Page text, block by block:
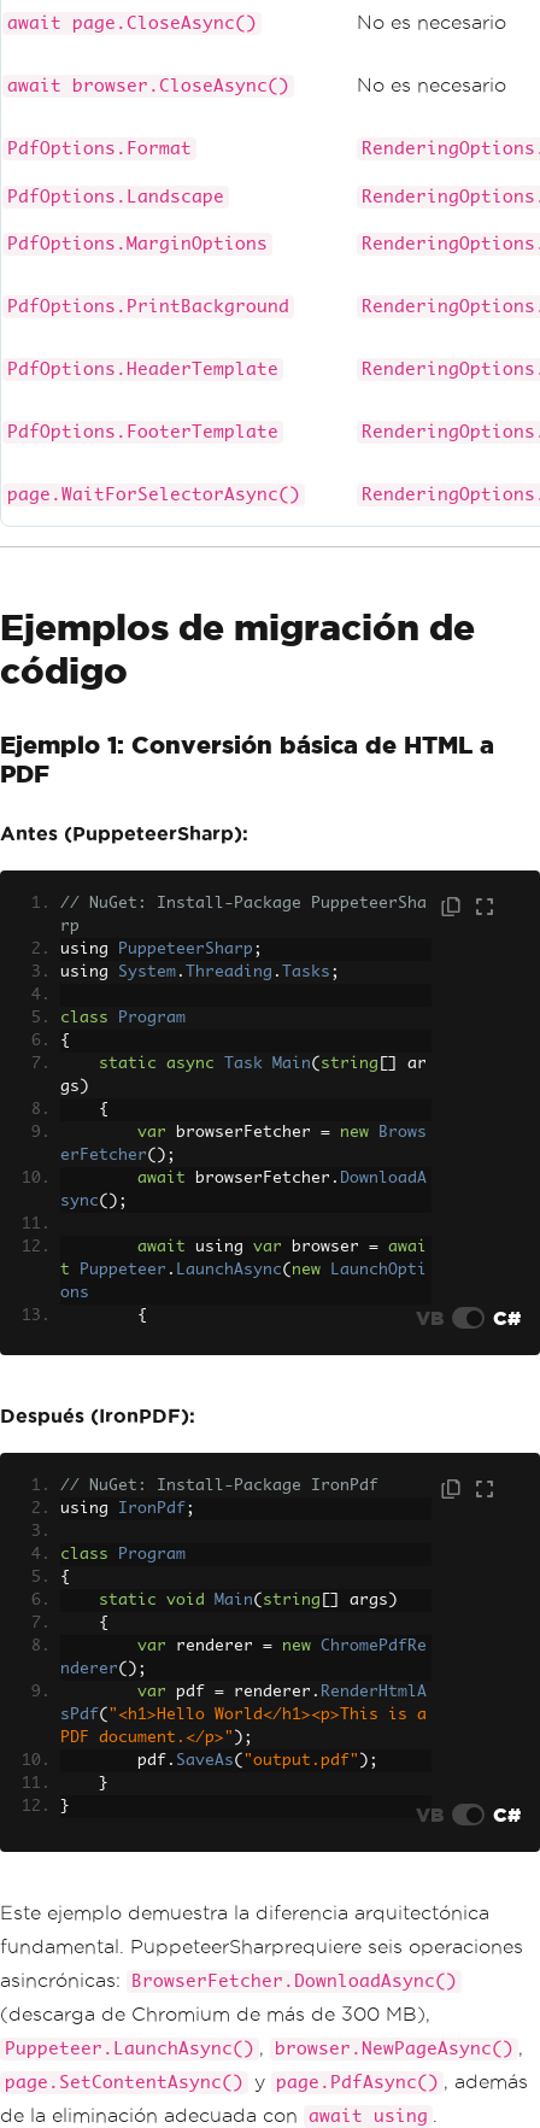
await page.CloseAsync() No es necesario
await browser.CloseAsync() No es necesario
PdfOptions.Format
PdfOptions.Landscape
PdfOptions.MarginOptions
PdfOptions.PrintBackground
PdfOptions.HeaderTemplate
PdfOptions.FooterTemplate
page.WaitForSelectorAsync()
Ejemplos de migración de
código
Ejemplo 1: Conversión básica de HTML a
PDF
Antes (PuppeteerSharp):
// NuGet: Install-Package PuppeteerSha
rp
using
PuppeteerSharp ;
using System . Threading . Tasks ;
class
Program
{
static
async Task Main( string
ar
gs )
{
var browserFetcher = new
Brows
erFetcher();
await browserFetcher . DownloadA
sync();
await using var browser =
awai
t
Puppeteer . LaunchAsync( new
LaunchOpti
ons
{
await using
rowser
NewPageAsync
await page.SetContentAsync("<h
1>Hello World</h1><p>This is a PDF doc
ument.</p>" );
page
f"
VB C#
Después (IronPDF):
// NuGet: Install-Package IronPdf
using IronPdf ;
class
Program
{
static
void Main( string args )
{
var renderer = new
ChromePdfRe
nderer();
var pdf = renderer . RenderHtmlA
sPdf( "<h1>Hello World</h1><p>This is a
PDF document.</p>" );
        pdf
. SaveAs( "output.pdf" );
}
}
VB C#
Este ejemplo demuestra la diferencia arquitectónica
fundamental. PuppeteerSharprequiere seis operaciones
asincrónicas:
BrowserFetcher.DownloadAsync()
(descarga de Chromium de más de 300 MB),
Puppeteer.LaunchAsync() , browser.NewPageAsync() ,
page.SetContentAsync() y page.PdfAsync() , además
de la eliminación adecuada con
await using